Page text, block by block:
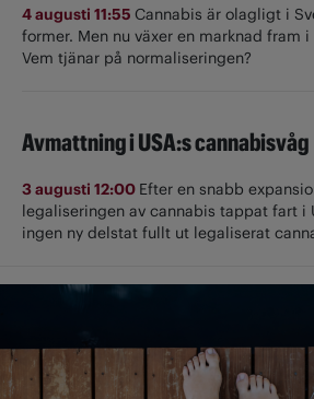
4 augusti 11:55 Cannabis är olagligt i
former. Men nu växer en marknad fram
Vem tjänar på normaliseringen?
Avmattning i USA:s cannabisvåg
3 augusti 12:00 Efter en snabb
legaliseringen av cannabis tappat fart i
ingen ny delstat fullt ut ­legaliserat